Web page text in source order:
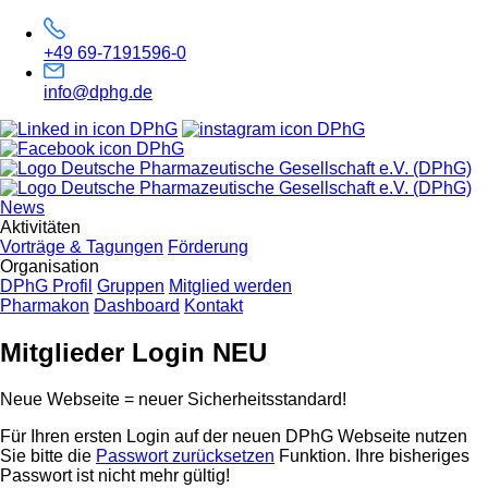
+49 69-7191596-0
info@dphg.de
News
Aktivitäten
Vorträge & Tagungen Förderung
Organisation
DPhG Profil Gruppen Mitglied werden
Pharmakon Dashboard Kontakt
Mitglieder Login NEU
Neue Webseite = neuer Sicherheitsstandard!
Für Ihren ersten Login auf der neuen DPhG Webseite nutzen
Sie bitte die Passwort zurücksetzen Funktion. Ihre bisheriges
Passwort ist nicht mehr gültig!